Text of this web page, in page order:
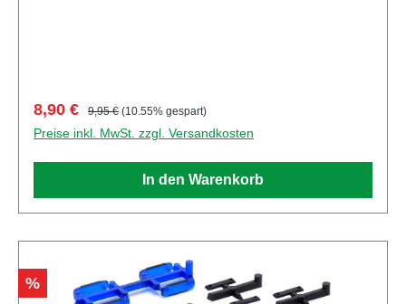
Verkaufspreis:
8,90 € Regulärer Preis:
9,95 € (10.55% gespart)
Preise inkl. MwSt. zzgl. Versandkosten
In den Warenkorb
Rabatt
%